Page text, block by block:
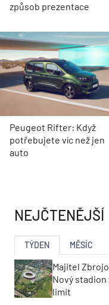
způsob prezentace
Peugeot Rifter: Když
potřebujete víc než jen
auto
NEJČTENĚJŠÍ
TÝDEN MĚSÍC
Majitel
Nový stadion
limit